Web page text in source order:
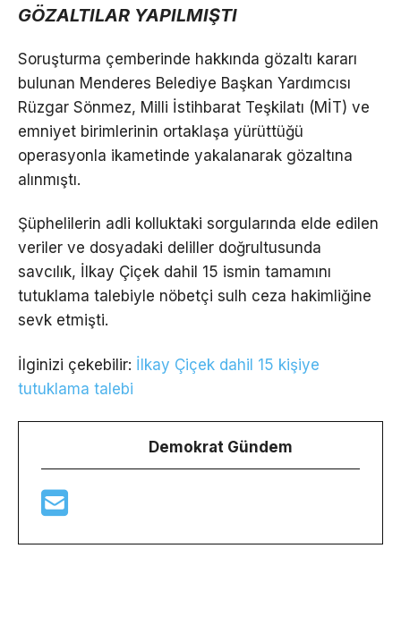
GÖZALTILAR YAPILMIŞTI
Soruşturma çemberinde hakkında gözaltı kararı
bulunan Menderes Belediye Başkan Yardımcısı
Rüzgar Sönmez, Milli İstihbarat Teşkilatı (MİT) ve
emniyet birimlerinin ortaklaşa yürüttüğü
operasyonla ikametinde yakalanarak gözaltına
alınmıştı.
Şüphelilerin adli kolluktaki sorgularında elde edilen
veriler ve dosyadaki deliller doğrultusunda
savcılık, İlkay Çiçek dahil 15 ismin tamamını
tutuklama talebiyle nöbetçi sulh ceza hakimliğine
sevk etmişti.
İlginizi çekebilir: İlkay Çiçek dahil 15 kişiye
tutuklama talebi
Demokrat Gündem